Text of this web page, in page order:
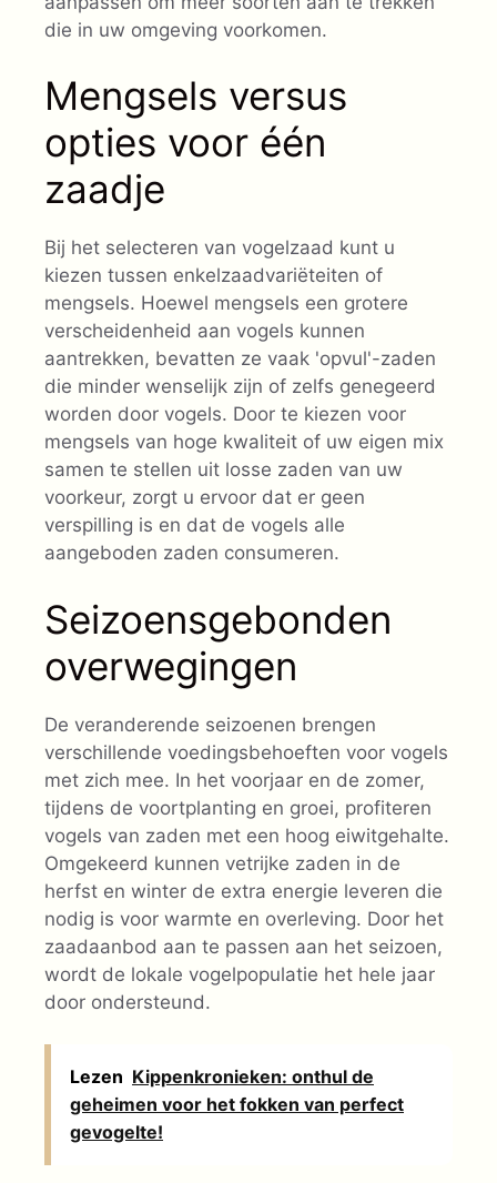
die in uw omgeving voorkomen.
Mengsels versus
opties voor één
zaadje
Bij het selecteren van vogelzaad kunt u
kiezen tussen enkelzaadvariëteiten of
mengsels. Hoewel mengsels een grotere
verscheidenheid aan vogels kunnen
aantrekken, bevatten ze vaak 'opvul'-zaden
die minder wenselijk zijn of zelfs genegeerd
worden door vogels. Door te kiezen voor
mengsels van hoge kwaliteit of uw eigen mix
samen te stellen uit losse zaden van uw
voorkeur, zorgt u ervoor dat er geen
verspilling is en dat de vogels alle
aangeboden zaden consumeren.
Seizoensgebonden
overwegingen
De veranderende seizoenen brengen
verschillende voedingsbehoeften voor vogels
met zich mee. In het voorjaar en de zomer,
tijdens de voortplanting en groei, profiteren
vogels van zaden met een hoog eiwitgehalte.
Omgekeerd kunnen vetrijke zaden in de
herfst en winter de extra energie leveren die
nodig is voor warmte en overleving. Door het
zaadaanbod aan te passen aan het seizoen,
wordt de lokale vogelpopulatie het hele jaar
door ondersteund.
Lezen Kippenkronieken: onthul de
geheimen voor het fokken van perfect
gevogelte!